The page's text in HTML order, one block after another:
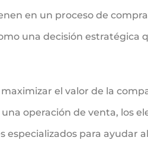
en un proceso de
una decisión estratégica
el valor de la
operación de venta, los
para ayudar